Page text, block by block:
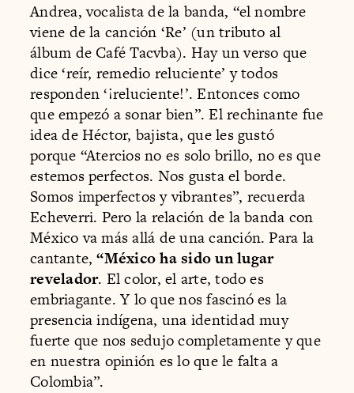
Andrea, vocalista de la banda, “el nombre
viene de la canción ‘Re’ (un tributo al
álbum de Café Tacvba). Hay un verso que
dice ‘reír, remedio reluciente’ y todos
responden ‘¡reluciente!’. Entonces como
que empezó a sonar bien”. El rechinante fue
idea de Héctor, bajista, que les gustó
porque “Atercios no es solo brillo, no es que
estemos perfectos. Nos gusta el borde.
Somos imperfectos y vibrantes”, recuerda
Echeverri. Pero la relación de la banda con
México va más allá de una canción. Para la
cantante,“México ha sido un lugar
revelador. El color, el arte, todo es
embriagante. Y lo que nos fascinó es la
presencia indígena, una identidad muy
fuerte que nos sedujo completamente y que
en nuestra opinión es lo que le falta a
Colombia”.